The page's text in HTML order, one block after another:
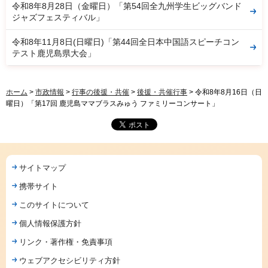
令和8年8月28日（金曜日）「第54回全九州学生ビッグバンド
ジャズフェスティバル」
令和8年11月8日(日曜日)「第44回全日本中国語スピーチコン
テスト鹿児島県大会」
ホーム > 市政情報 > 行事の後援・共催 > 後援・共催行事 > 令和8年8月16日（日
曜日）「第17回 鹿児島ママブラスみゅう ファミリーコンサート」
サイトマップ
携帯サイト
このサイトについて
個人情報保護方針
リンク・著作権・免責事項
ウェブアクセシビリティ方針